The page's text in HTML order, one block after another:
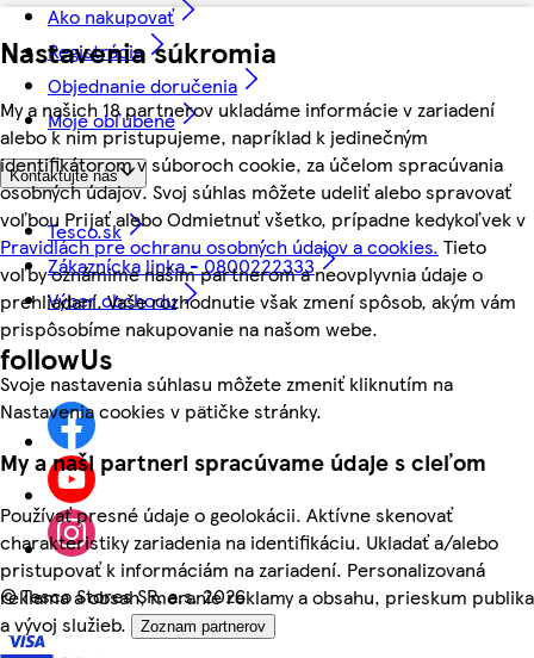
Nastavenia súkromia
My a našich 18 partnerov ukladáme informácie v zariadení
alebo k nim pristupujeme, napríklad k jedinečným
identifikátorom v súboroch cookie, za účelom spracúvania
osobných údajov. Svoj súhlas môžete udeliť alebo spravovať
voľbou Prijať alebo Odmietnuť všetko, prípadne kedykoľvek v
Pravidlách pre ochranu osobných údajov a cookies. Tieto
voľby oznámime našim partnerom a neovplyvnia údaje o
prehliadaní. Vaše rozhodnutie však zmení spôsob, akým vám
prispôsobíme nakupovanie na našom webe.
Svoje nastavenia súhlasu môžete zmeniť kliknutím na
Nastavenia cookies v pätičke stránky.
My a naši partneri spracúvame údaje s cieľom
Používať presné údaje o geolokácii. Aktívne skenovať
charakteristiky zariadenia na identifikáciu. Ukladať a/alebo
pristupovať k informáciám na zariadení. Personalizovaná
reklama a obsah, meranie reklamy a obsahu, prieskum publika
a vývoj služieb.
Zoznam partnerov
Ako nakupovať
Registrácia
Objednanie doručenia
Moje obľúbené
Kontaktujte nás
Tesco.sk
Zákaznícka linka - 0800222333
Výber obchodu
followUs
©Tesco Stores SR, a.s. 2026